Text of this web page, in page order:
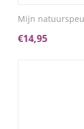
Mijn
€14,95